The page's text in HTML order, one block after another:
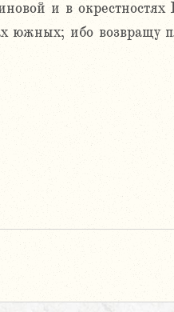
и в
южных; ибо возвращу